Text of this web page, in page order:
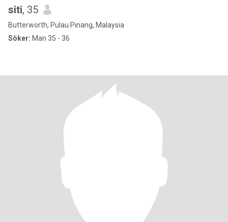
siti, 35
Butterworth, Pulau Pinang, Malaysia
Söker: Man 35 - 36